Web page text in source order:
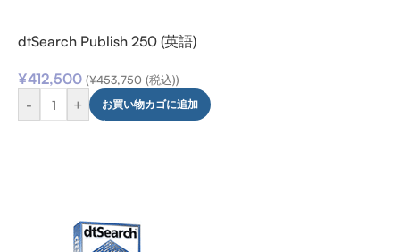
dtSearch Publish 250 (英語)
¥412,500 (¥453,750 (税込))
- + お買い物カゴに追加